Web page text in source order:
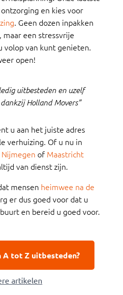
en kies voor
. Geen dozen inpakken
een stressvrije
volop van kunt genieten.
open!
uitbesteden en uzelf
Holland Movers”
u aan het juiste adres
verhuizing. Of u nu in
Nijmegen of Maastricht
van dienst zijn.
mensen heimwee na de
er dus goed voor dat u
en bereid u goed voor.
A tot Z uitbesteden?
artikelen